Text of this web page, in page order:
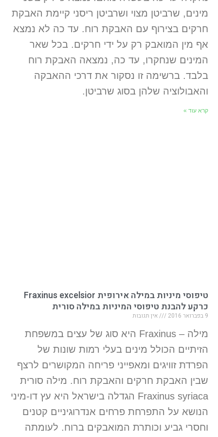
מינים, שרביטן מצוי ושרביטן ריסני קיימת האבקת
חרקים בצירוף עם האבקת רוח. עד כה לא נמצא
אף מין המואבק רק על ידי חרקים. בכל שאר
המינים שנחקרו, עד כה, נמצאה האבקת רוח
בלבד. ברשימה זו נסקור את דרכי ההאבקה
והאבולוציה שלהן בסוג שרביטן.
קרא עוד »
טיפוסי מיניות במילה אירופית Fraxinus excelsior
כרקע להבנת טיפוסי המיניות במילה סורית
9 בפברואר 2016 אין תגובות
מילה – Fraxinus היא סוג של עצים במשפחת
הזיתיים הכולל מינים בעלי רמות שונות של
הפרדת זוויגים ומאפייני פריחה המקושרים לרצף
שבין האבקת חרקים והאבקת רוח. מילה סורית
Fraxinus syriaca הגדלה בישראל היא עץ דו-מיני
הנושא על התפרחת פרחים אנדרוגיניים קטנים
וחסרי גביע וכותרת המואבקים ברוח. לעומתה